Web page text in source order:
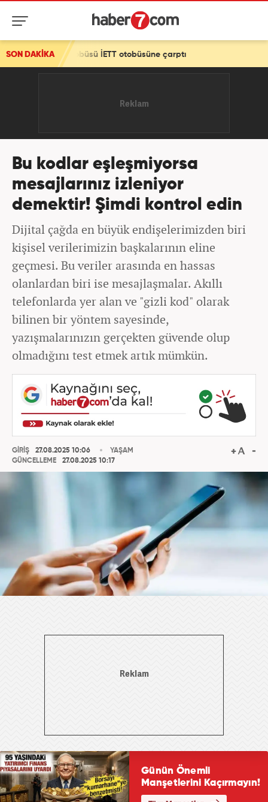
SON DAKİKA
İETT otobüsüne çarptı
Bu kodlar eşleşmiyorsa
mesajlarınız izleniyor
demektir! Şimdi kontrol edin
Dijital çağda en büyük endişelerimizden biri
kişisel verilerimizin başkalarının eline
geçmesi. Bu veriler arasında en hassas
olanlardan biri ise mesajlaşmalar. Akıllı
telefonlarda yer alan ve "gizli kod" olarak
bilinen bir yöntem sayesinde,
yazışmalarınızın gerçekten güvende olup
olmadığını test etmek artık mümkün.
GİRİŞ
27.08.2025 10:06
GÜNCELLEME
27.08.2025 10:17
YAŞAM